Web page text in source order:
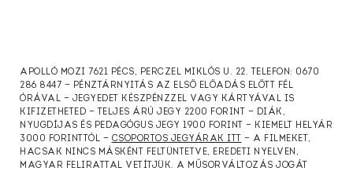
APOLLÓ MOZI 7621 PÉCS, PERCZEL MIKLÓS U. 22. TELEFON: 0670
286 8447 — PÉNZTÁRNYITÁS AZ ELSŐ ELŐADÁS ELŐTT FÉL
ÓRÁVAL — JEGYEDET KÉSZPÉNZZEL VAGY KÁRTYÁVAL IS
KIFIZETHETED — TELJES ÁRÚ JEGY 2200 FORINT — DIÁK,
NYUGDÍJAS ÉS PEDAGÓGUS JEGY 1900 FORINT — KIEMELT HELYÁR
3000 FORINTTÓL — CSOPORTOS JEGYÁRAK ITT
— A FILMEKET,
HACSAK NINCS MÁSKÉNT FELTÜNTETVE, EREDETI NYELVEN,
MAGYAR FELIRATTAL VETÍTJÜK. A MŰSORVÁLTOZÁS JOGÁT